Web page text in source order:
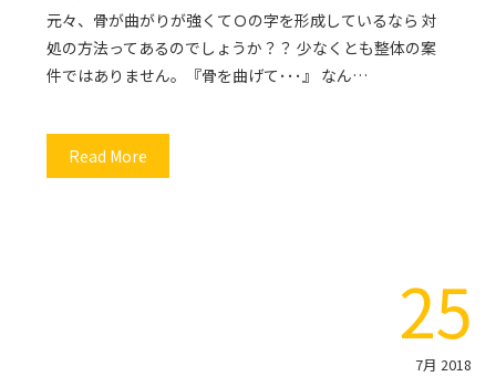
元々、骨が曲がりが強くてＯの字を形成しているなら 対
処の方法ってあるのでしょうか？？ 少なくとも整体の案
件ではありません。『骨を曲げて･･･』 なん…
Read More
25
7月 2018